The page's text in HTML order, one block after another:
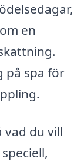
en
på spa för
vad du vill